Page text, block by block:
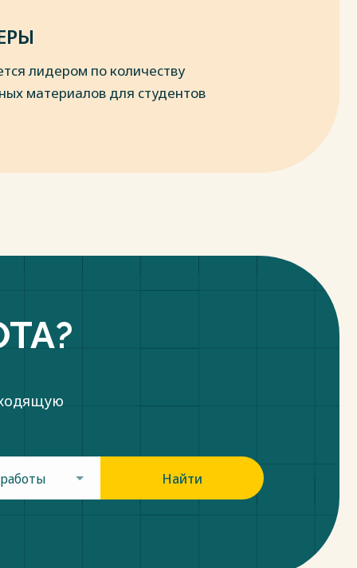
лидером по количеству
материалов для студентов
Найти